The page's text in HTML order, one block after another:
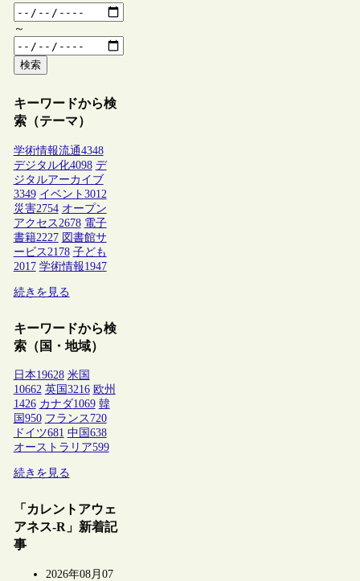
～
検索
キーワードから検
索（テーマ）
学術情報流通4348
デジタル化4098 デ
ジタルアーカイブ
3349 イベント 3012
災害2754 オープン
アクセス 2678 電子
書籍2227 図書館サ
ービス 2178 子ども
2017 学術情報1947
続きを見る
キーワードから検
索（国・地域）
日本19628 米国
10662 英国 3216 欧州
1426 カナダ1069 韓
国 950 フランス 720
ドイツ681 中国 638
オーストラリア599
続きを見る
「カレントアウェ
アネス-R」新着記
事
2026年08月07